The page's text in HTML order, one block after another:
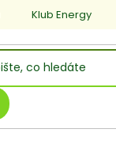
Klub Energy